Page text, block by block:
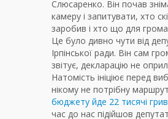
Слюсаренко. Він почав
камеру і запитувати, хто
заробив і хто що для
Це було дивно чути від
Ірпінської ради. Він сам
звітує, декларацію не
Натомість ініціює перед
нікому не потрібну
бюджету йде 22 тисячі
час до нас підійшов